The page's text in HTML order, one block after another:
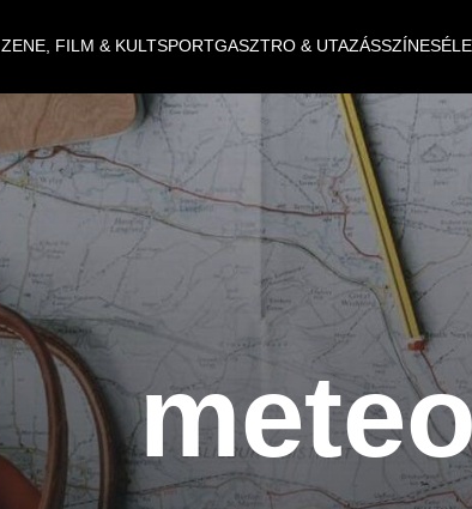
ZENE, FILM & KULTSPORTGASZTRO & UTAZÁSSZÍNES